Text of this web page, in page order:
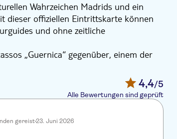
Wahrzeichen Madrids und ein
dieser offiziellen Eintrittskarte können
und ohne zeitliche
„Guernica“ gegenüber, einem der
durch die beeindruckenden
Künstler wie Salvador Dalí, Joan Miró
zeitgenössischer Kunst.
und moderne Elemente vereint, bietet
Nehmen Sie sich Zeit, um nicht
auch die Atmosphäre einer der
4,4/5
Alle Bewertungen sind geprüft
gereist23. Juni 2026